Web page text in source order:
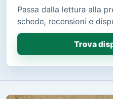
Passa dalla lettura alla
schede, recensioni e
Trova